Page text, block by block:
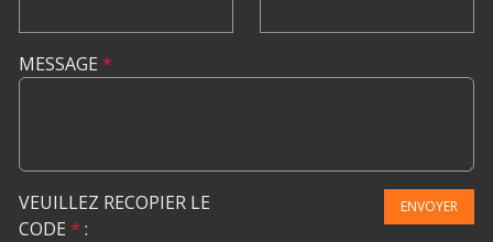
MESSAGE *
VEUILLEZ RECOPIER LE
CODE * :
ENVOYER